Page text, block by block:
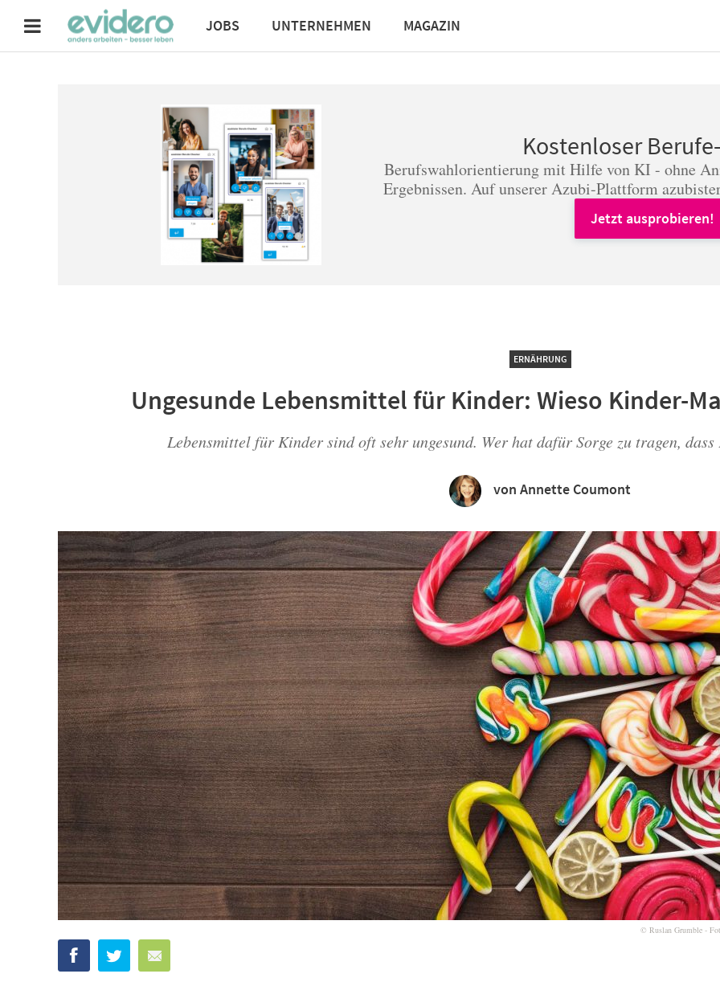
JOBS UNTERNEHMEN MAGAZIN
Kostenloser
Berufswahlorientierung mit Hilfe von KI - ohne
Ergebnissen. Auf unserer Azubi-Plattform
Jetzt ausprobieren!
ERNÄHRUNG
Ungesunde Lebensmittel für Kinder: Wieso Kinder-
Lebensmittel für Kinder sind oft sehr ungesund. Wer hat dafür Sorge zu tragen,
von Annette Coumont
© Ruslan Grumble -